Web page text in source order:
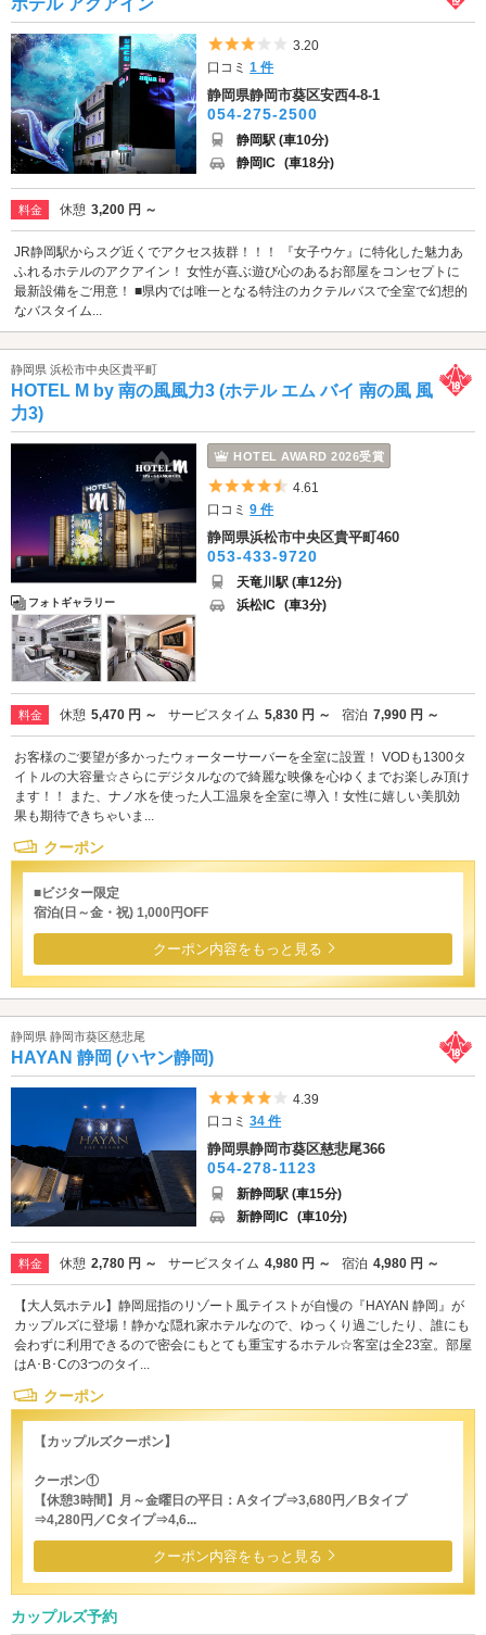
ホテル アクアイン
5つ星のうち3
3.20
口コミ1 件
静岡県静岡市葵区安西4-8-1
054-275-2500
静岡駅 (車10分)
静岡IC (車18分)
料金 休憩 3,200 円 ～
JR静岡駅からスグ近くでアクセス抜群！！！ 『女子ウケ』に特化した魅力あ
ふれるホテルのアクアイン！ 女性が喜ぶ遊び心のあるお部屋をコンセプトに
最新設備をご用意！ ■県内では唯一となる特注のカクテルバスで全室で幻想的
なバスタイム...
静岡県 浜松市中央区貴平町
HOTEL M by 南の風風力3 (ホテル エム バイ 南の風 風
力3)
フォトギャラリー
HOTEL AWARD 2026受賞
5つ星のうち4.5
4.61
口コミ9 件
静岡県浜松市中央区貴平町460
053-433-9720
天竜川駅 (車12分)
浜松IC (車3分)
料金 休憩 5,470 円 ～ サービスタイム 5,830 円 ～ 宿泊 7,990 円 ～
お客様のご要望が多かったウォーターサーバーを全室に設置！ VODも1300タ
イトルの大容量☆さらにデジタルなので綺麗な映像を心ゆくまでお楽しみ頂け
ます！！ また、ナノ水を使った人工温泉を全室に導入！女性に嬉しい美肌効
果も期待できちゃいま...
クーポン
■ビジター限定
宿泊(日～金・祝) 1,000円OFF
クーポン内容をもっと見る
静岡県 静岡市葵区慈悲尾
HAYAN 静岡 (ハヤン静岡)
5つ星のうち4
4.39
口コミ34 件
静岡県静岡市葵区慈悲尾366
054-278-1123
新静岡駅 (車15分)
新静岡IC (車10分)
料金 休憩 2,780 円 ～ サービスタイム 4,980 円 ～ 宿泊 4,980 円 ～
【大人気ホテル】静岡屈指のリゾート風テイストが自慢の『HAYAN 静岡』が
カップルズに登場！静かな隠れ家ホテルなので、ゆっくり過ごしたり、誰にも
会わずに利用できるので密会にもとても重宝するホテル☆客室は全23室。部屋
はA･B･Cの3つのタイ...
クーポン
【カップルズクーポン】
クーポン①
【休憩3時間】月～金曜日の平日：Aタイプ⇒3,680円／Bタイプ
⇒4,280円／Cタイプ⇒4,6...
クーポン内容をもっと見る
カップルズ予約